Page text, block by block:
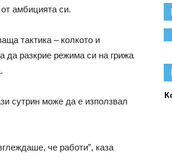
амбицията си.
тактика – колкото и
да разкрие режима си на грижа
сутрин може да е използвал
че работи”, каза